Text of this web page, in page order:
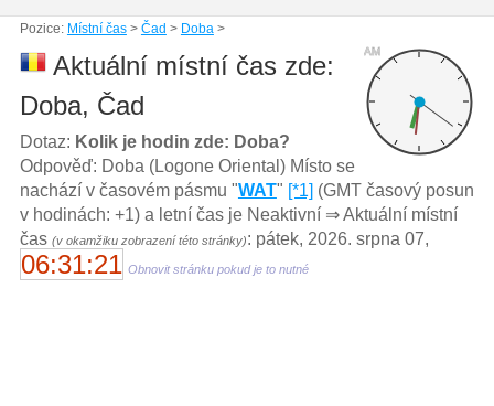
Pozice: Místní čas> Čad > Doba>
AM
Aktuální místní čas zde:
Doba, Čad
Dotaz: Kolik je hodin zde: Doba?
Odpověď: Doba (Logone Oriental) Místo se
nachází v časovém pásmu "WAT" [*1] (GMT časový posun
v hodinách: +1) a letní čas je Neaktivní ⇒ Aktuální místní
čas (v okamžiku zobrazení této stránky): pátek, 2026. srpna 07,
06:31:21 Obnovit stránku pokud je to nutné